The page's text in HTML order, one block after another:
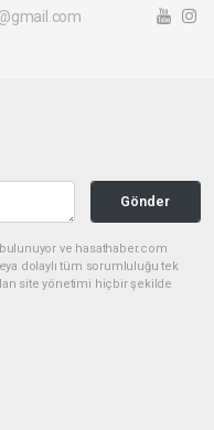
Gönder
ve hasathaber.com
dolaylı tüm sorumluluğu tek
site yönetimi hiçbir şekilde